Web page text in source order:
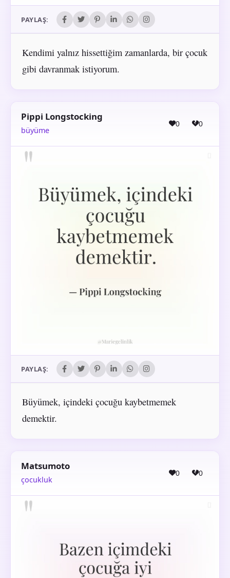
PAYLAŞ:
Kendimi yalnız hissettiğim zamanlarda, bir çocuk
gibi davranmak istiyorum.
Pippi Longstocking
büyüme
0 0
PAYLAŞ:
Büyümek, içindeki çocuğu kaybetmemek
demektir.
Matsumoto
çocukluk
0 0